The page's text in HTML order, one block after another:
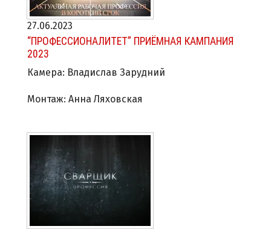
27.06.2023
“ПРОФЕССИОНАЛИТЕТ” ПРИЁМНАЯ КАМПАНИЯ
2023
Камера: Владислав Зарудний
Монтаж: Анна Ляховская